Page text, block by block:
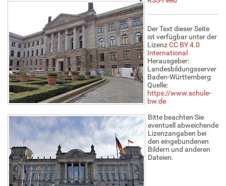
k
e
a
k
t
o
n
e
Der Text dieser Seite
ist verfügbar unter der
LizenzCC BY 4.0
International
Herausgeber:
Landesbildungsserver
Baden-Württemberg
Quelle:
https://www.schule-
bw.de
Bitte beachten Sie
eventuell abweichende
Lizenzangaben bei
den eingebundenen
Bildern und anderen
Dateien.